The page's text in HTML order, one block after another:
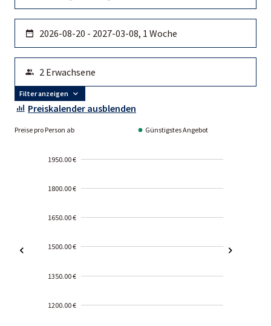
Filter anzeigen
Preiskalender ausblenden
Preise pro Person ab Günstigstes Angebot
1950.00 €
1800.00 €
1650.00 €
1500.00 €
1350.00 €
1200.00 €